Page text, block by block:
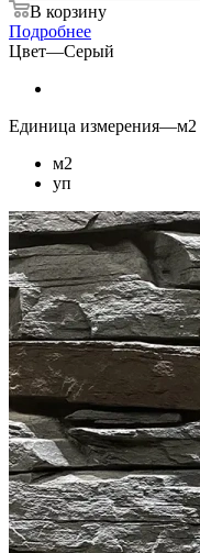
В корзину
Подробнее
Цвет—Серый
Единица измерения—м2
м2
уп